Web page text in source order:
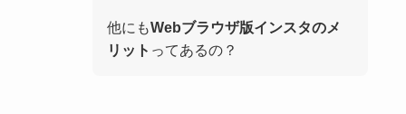
法も解説
他にもWebブラウザ版インスタのメ
リット ってあるの？